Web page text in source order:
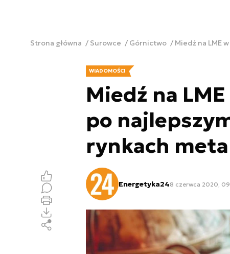
Strona główna Surowce Górnictwo Miedź na LME
WIADOMOŚCI
Miedź na
po
rynkach
Energetyka248 czerwca 2020,